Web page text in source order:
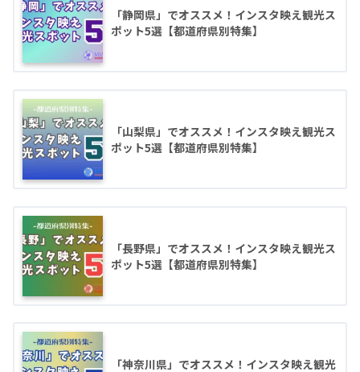
「静岡県」でオススメ！インスタ映え観光ス
ポット5選【都道府県別特集】
「山梨県」でオススメ！インスタ映え観光ス
ポット5選【都道府県別特集】
「長野県」でオススメ！インスタ映え観光ス
ポット5選【都道府県別特集】
「神奈川県」でオススメ！インスタ映え観光